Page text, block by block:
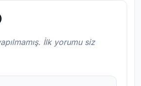
İlk yorumu siz